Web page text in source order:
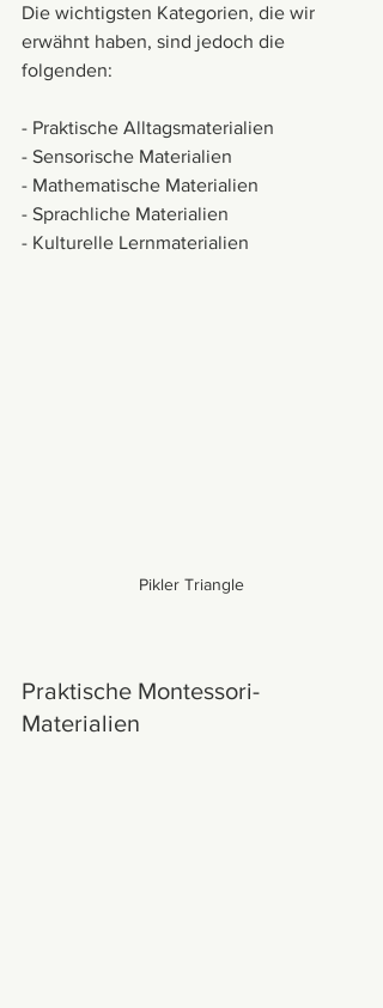
Die wichtigsten Kategorien, die wir
erwähnt haben, sind jedoch die
folgenden:
- Praktische Alltagsmaterialien
- Sensorische Materialien
- Mathematische Materialien
- Sprachliche Materialien
- Kulturelle Lernmaterialien
Pikler Triangle
Praktische Montessori-
Materialien